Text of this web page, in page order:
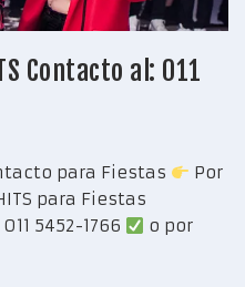
Contacto al: 011
para Fiestas
Por
para Fiestas
5452-1766
o por